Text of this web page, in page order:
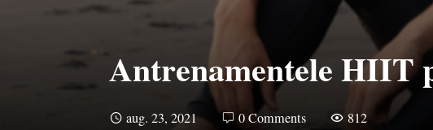
Antrenamentele HIIT
aug. 23, 2021 0 Comments 812